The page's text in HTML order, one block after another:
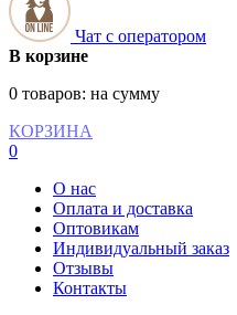
Чат с оператором
В корзине
0 товаров: на сумму
КОРЗИНА
0
О нас
Оплата и доставка
Оптовикам
Индивидуальный заказ
Отзывы
Контакты